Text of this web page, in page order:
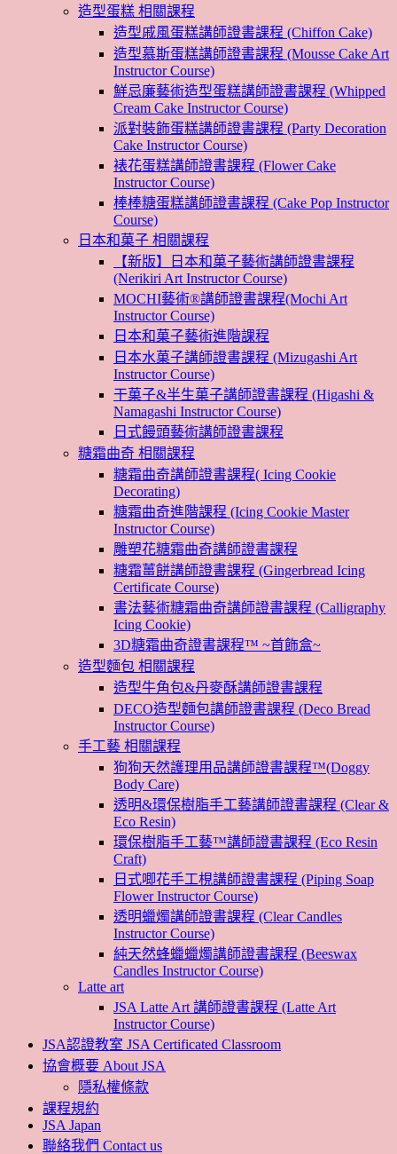
造型蛋糕 相關課程
造型戚風蛋糕講師證書課程 (Chiffon Cake)
造型慕斯蛋糕講師證書課程 (Mousse Cake Art
Instructor Course)
鮮忌廉藝術造型蛋糕講師證書課程 (Whipped
Cream Cake Instructor Course)
派對裝飾蛋糕講師證書課程 (Party Decoration
Cake Instructor Course)
裱花蛋糕講師證書課程 (Flower Cake
Instructor Course)
棒棒糖蛋糕講師證書課程 (Cake Pop Instructor
Course)
日本和菓子 相關課程
【新版】日本和菓子藝術講師證書課程
(Nerikiri Art Instructor Course)
MOCHI藝術®講師證書課程(Mochi Art
Instructor Course)
日本和菓子藝術進階課程
日本水菓子講師證書課程 (Mizugashi Art
Instructor Course)
干菓子&半生菓子講師證書課程 (Higashi &
Namagashi Instructor Course)
日式饅頭藝術講師證書課程
糖霜曲奇 相關課程
糖霜曲奇講師證書課程( Icing Cookie
Decorating)
糖霜曲奇進階課程 (Icing Cookie Master
Instructor Course)
雕塑花糖霜曲奇講師證書課程
糖霜薑餅講師證書課程 (Gingerbread Icing
Certificate Course)
書法藝術糖霜曲奇講師證書課程 (Calligraphy
Icing Cookie)
3D糖霜曲奇證書課程™ ~首飾盒~
造型麵包 相關課程
造型牛角包&丹麥酥講師證書課程
DECO造型麵包講師證書課程 (Deco Bread
Instructor Course)
手工藝 相關課程
狗狗天然護理用品講師證書課程™(Doggy
Body Care)
透明&環保樹脂手工藝講師證書課程 (Clear &
Eco Resin)
環保樹脂手工藝™講師證書課程 (Eco Resin
Craft)
日式唧花手工梘講師證書課程 (Piping Soap
Flower Instructor Course)
透明蠟燭講師證書課程 (Clear Candles
Instructor Course)
純天然蜂蠟蠟燭講師證書課程 (Beeswax
Candles Instructor Course)
Latte art
JSA Latte Art 講師證書課程 (Latte Art
Instructor Course)
JSA認證教室 JSA Certificated Classroom
協會概要 About JSA
隱私權條款
課程規約
JSA Japan
聯絡我們 Contact us